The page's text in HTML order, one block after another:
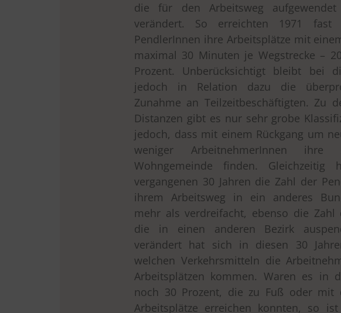
die für den Arbeitsweg
verändert. So erreichten 1971
PendlerInnen ihre Arbeitsplätze mit
maximal 30 Minuten je Wegstrecke –
Prozent. Unberücksichtigt bleibt bei
jedoch in Relation dazu die
Zunahme an Teilzeitbeschäftigten. Zu
Distanzen gibt es nur sehr grobe
jedoch, dass mit einem Rückgang um
weniger ArbeitnehmerInnen
Wohngemeinde finden.
vergangenen 30 Jahren die Zahl der
ihrem Arbeitsweg in ein anderes
mehr als verdreifacht, ebenso die Zahl
die in einen anderen Bezirk
verändert hat sich in diesen 30
welchen Verkehrsmitteln die
Arbeitsplätzen kommen. Waren es in
noch 30 Prozent, die zu Fuß oder mit
Arbeitsplätze erreichen konnten, so